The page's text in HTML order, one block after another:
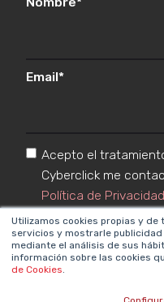
Utilizamos cookies propias y
servicios y mostrarle
mediante el análisis de sus
información sobre las cookies
de Cookies.
Email*
Acepto el
Cyberclick me
Política de